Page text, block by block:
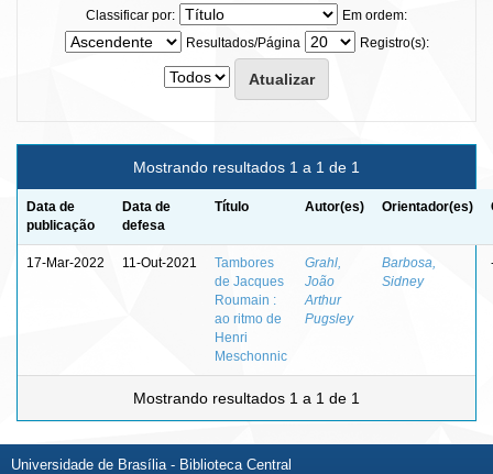
Classificar por:
Em ordem:
Resultados/Página
Registro(s):
Mostrando resultados 1 a 1 de 1
Data de
publicação
Data de
defesa
Título Autor(es) Orientador(es)
17-Mar-2022 11-Out-2021
Tambores
de Jacques
Roumain :
ao ritmo de
Henri
Meschonnic
Grahl,
João
Arthur
Pugsley
Barbosa,
Sidney
Mostrando resultados 1 a 1 de 1
Universidade de Brasília - Biblioteca Central